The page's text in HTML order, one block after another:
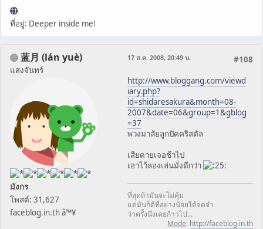
ที่อยู่: Deeper inside me!
蓝月 (lán yuè)
แสงจันทร์
มังกร
โพสต์: 31,627
faceblog.in.th â™¥
#108
17 ส.ค. 2008, 20:49 น.
http://www.bloggang.com/viewd
iary.php?
id=shidaresakura&month=08-
2007&date=06&group=1&gblog
=37
พวงมาลัยลูกปัดคริสตัล
เสียดายเจอช้าไป
เอาไว้ลองเล่นมั่งดีกว่า
ที่สุดถ้ามันจะไม่คุ้ม
แต่มันก็ดีที่อย่างน้อยได้จดจำ
ว่าครั้งนึงเคยก้าวไป...
Mode: http://faceblog.in.th